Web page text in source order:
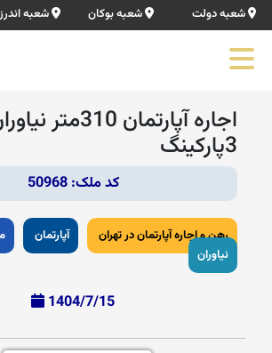
شعبه دولت شعبه بوکان شعبه
اجاره آپارتمان 310متر
3پارکینگ
کد ملک: 50968
رهن و اجاره آپارتمان در تهران آپارتمان
نیاوران
1404/7/15